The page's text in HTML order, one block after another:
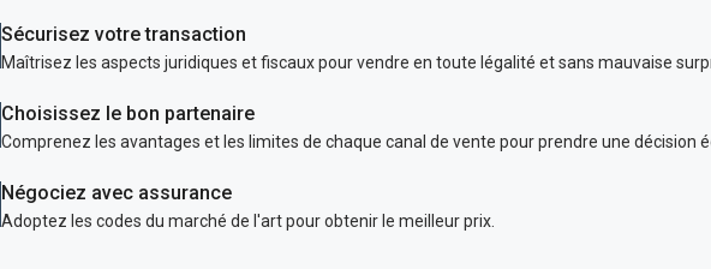
Sécurisez votre transaction
Maîtrisez les aspects juridiques et fiscaux pour vendre en toute légalité et sans mauvaise
Choisissez le bon partenaire
Comprenez les avantages et les limites de chaque canal de vente pour prendre une décision
Négociez avec assurance
Adoptez les codes du marché de l'art pour obtenir le meilleur prix.